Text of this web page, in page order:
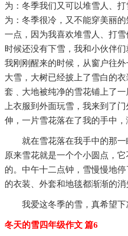
为：冬季我们又可以堆雪人、
为：冬季很冷，又不能穿美丽
一点，因为我喜欢堆雪人、打
时候还没有下雪，我和小伙伴
我刚刚醒来的时候，从窗户往
大雪，大树已经披上了雪白的
套﹑大地被纯净的雪花铺上了
上衣服到外面玩雪，我来到了
伸，一片雪花落在了我的手中，
就在雪花落在我手中的那
原来雪花就是一个个小圆点，
的。中午十二点钟，雪慢慢地
的衣装、外套和地毯都渐渐的消
我爱这冬季的雪，真希望下
冬天的雪四年级作文 篇6